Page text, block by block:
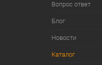
Вопрос ответ
Блог
Новости
Каталог